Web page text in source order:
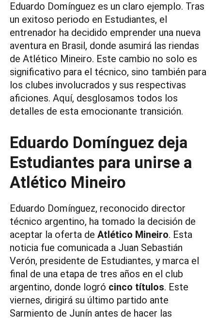
Eduardo Domínguez es un claro ejemplo. Tras
un exitoso periodo en Estudiantes, el
entrenador ha decidido emprender una nueva
aventura en Brasil, donde asumirá las riendas
de Atlético Mineiro. Este cambio no solo es
significativo para el técnico, sino también para
los clubes involucrados y sus respectivas
aficiones. Aquí, desglosamos todos los
detalles de esta emocionante transición.
Eduardo Domínguez deja
Estudiantes para unirse a
Atlético Mineiro
Eduardo Domínguez, reconocido director
técnico argentino, ha tomado la decisión de
aceptar la oferta de Atlético Mineiro. Esta
noticia fue comunicada a Juan Sebastián
Verón, presidente de Estudiantes, y marca el
final de una etapa de tres años en el club
argentino, donde logró cinco títulos. Este
viernes, dirigirá su último partido ante
Sarmiento de Junín antes de hacer las